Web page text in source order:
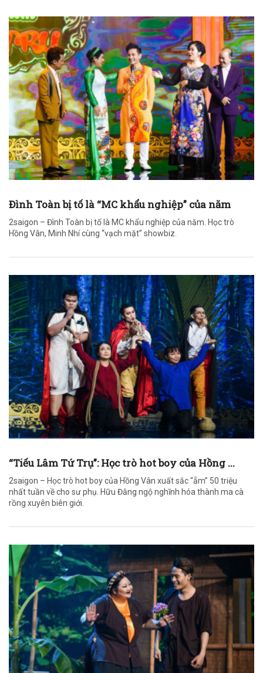
Đình Toàn bị tố là “MC khẩu nghiệp” của năm
2saigon – Đình Toàn bị tố là MC khẩu nghiệp của năm. Học trò
Hồng Vân, Minh Nhí cùng “vạch mặt” showbiz.
“Tiếu Lâm Tứ Trụ”: Học trò hot boy của Hồng ...
2saigon – Học trò hot boy của Hồng Vân xuất sắc “ẵm” 50 triệu
nhất tuần về cho sư phụ. Hữu Đằng ngộ nghĩnh hóa thành ma cà
rồng xuyên biên giới.